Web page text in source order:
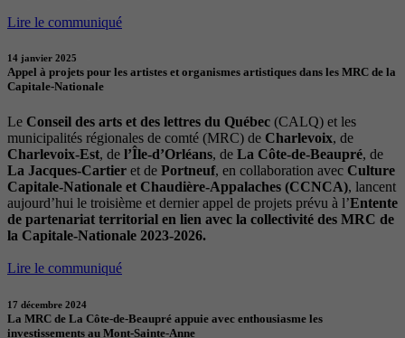
Lire le communiqué
14 janvier 2025
Appel à projets pour les artistes et organismes artistiques dans les MRC de la
Capitale-Nationale
Le Conseil des arts et des lettres du Québec (CALQ) et les
municipalités régionales de comté (MRC) de Charlevoix, de
Charlevoix-Est, de l’Île-d’Orléans, de La Côte-de-Beaupré, de
La Jacques-Cartier et de Portneuf, en collaboration avec Culture
Capitale-Nationale et Chaudière-Appalaches (CCNCA), lancent
aujourd’hui le troisième et dernier appel de projets prévu à l’Entente
de partenariat territorial en lien avec la collectivité des MRC de
la Capitale-Nationale 2023-2026.
Lire le communiqué
17 décembre 2024
La MRC de La Côte-de-Beaupré appuie avec enthousiasme les
investissements au Mont-Sainte-Anne